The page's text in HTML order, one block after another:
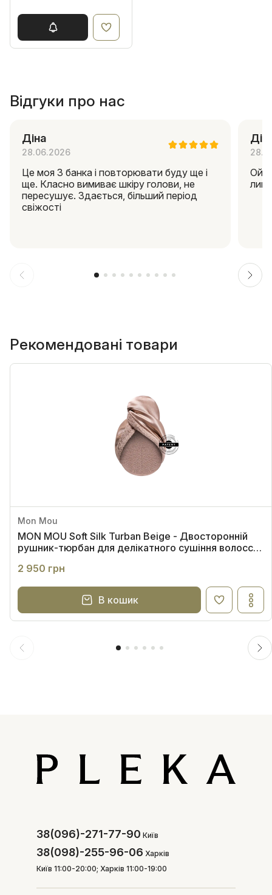
Відгуки про нас
Діна
28.06.2026
Це моя 3 банка і повторювати буду ще і
ще. Класно вимиває шкіру голови, не
пересушує. Здається, більший період
свіжості
Ой
Рекомендовані товари
Mon Mou
MON MOU Soft Silk Turban Beige - Двосторонній
рушник-тюрбан для делікатного сушіння волосся
2 950 грн
В кошик
38(096)-271-77-90 Київ
38(098)-255-96-06 Харків
Київ 11:00-20:00; Харків 11:00-19:00